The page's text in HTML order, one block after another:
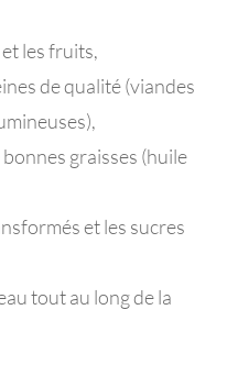
les fruits,
de qualité (viandes
graisses (huile
et les sucres
tout au long de la